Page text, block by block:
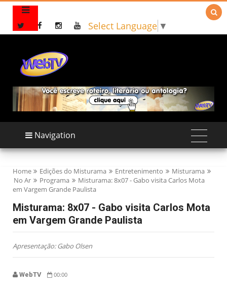
Select Language ▼

Navigation
Home Edições do Misturama Entretenimento
Misturama
No Ar
Programa
Misturama: 8x07 - Gabo visita Carlos Mota
em Vargem Grande Paulista
Misturama: 8x07 - Gabo visita Carlos Mota
em Vargem Grande Paulista
Apresentação: Gabo Olsen
WebTV 00:00